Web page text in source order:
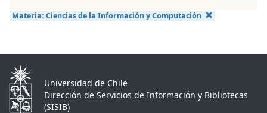
Materia: Ciencias de la Información y Computación
Universidad de Chile
Dirección de Servicios de Información y Bibliotecas
(SISIB)